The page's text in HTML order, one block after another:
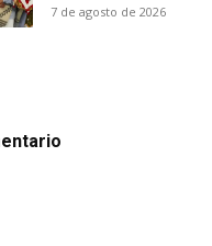
7 de agosto de 2026